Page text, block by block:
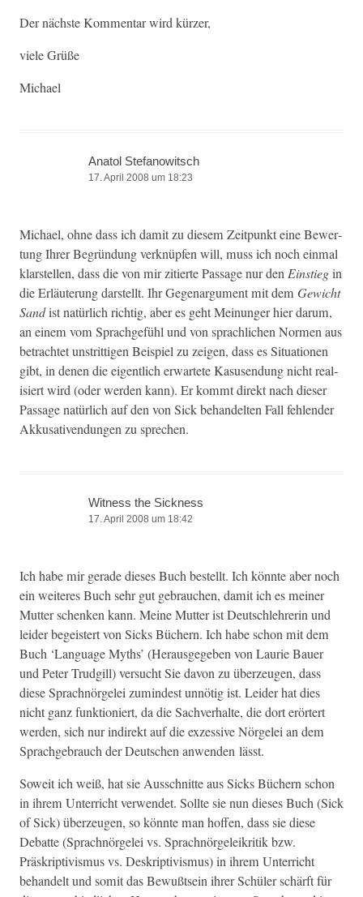
Der näch­ste Kom­men­tar wird kürzer,
viele Grüße
Michael
Anatol Stefanowitsch
17. April 2008 um 18:23
Michael, ohne dass ich damit zu diesem Zeit­punkt eine Bew­er­
tung Ihrer Begrün­dung verknüpfen will, muss ich noch ein­mal
klarstellen, dass die von mir zitierte Pas­sage nur den Ein­stiegin
die Erläuterung darstellt. Ihr Gege­nar­gu­ment mit dem Gewicht
Sandist natür­lich richtig, aber es geht Mei­n­unger hier darum,
an einem vom Sprachge­fühl und von sprach­lichen Nor­men aus
betra­chtet unstrit­ti­gen Beispiel zu zeigen, dass es Sit­u­a­tio­nen
gibt, in denen die eigentlich erwartete Kasusendung nicht real­
isiert wird (oder wer­den kann). Er kommt direkt nach dieser
Pas­sage natür­lich auf den von Sick behan­del­ten Fall fehlen­der
Akkusativen­dun­gen zu sprechen.
Witness the Sickness
17. April 2008 um 18:42
Ich habe mir ger­ade dieses Buch bestellt. Ich kön­nte aber noch
ein weit­eres Buch sehr gut gebrauchen, damit ich es mein­er
Mut­ter schenken kann. Meine Mut­ter ist Deutschlehrerin und
lei­der begeis­tert von Sicks Büch­ern. Ich habe schon mit dem
Buch ‘Lan­guage Myths’ (Her­aus­gegeben von Lau­rie Bauer
und Peter Trudg­ill) ver­sucht Sie davon zu überzeu­gen, dass
diese Sprach­nörgelei zumin­d­est unnötig ist. Lei­der hat dies
nicht ganz funk­tion­iert, da die Sachver­halte, die dort erörtert
wer­den, sich nur indi­rekt auf die exzes­sive Nörgelei an dem
Sprachge­brauch der Deutschen anwen­den lässt.
Soweit ich weiß, hat sie Auss­chnitte aus Sicks Büch­ern schon
in ihrem Unter­richt ver­wen­det. Sollte sie nun dieses Buch (Sick
of Sick) überzeu­gen, so kön­nte man hof­fen, dass sie diese
Debat­te (Sprach­nörgelei vs. Sprach­nörgeleikri­tik bzw.
Präskrip­tivis­mus vs. Deskrip­tivis­mus) in ihrem Unter­richt
behan­delt und somit das Bewußt­sein ihrer Schüler schärft für